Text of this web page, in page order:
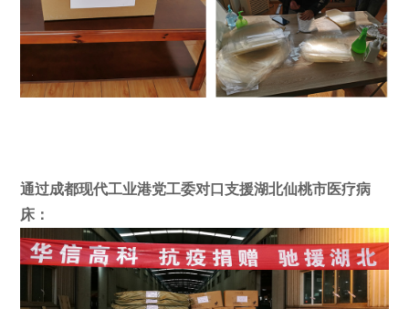
通过成都现代工业港党工委对口支援湖北仙桃市医疗病
床：